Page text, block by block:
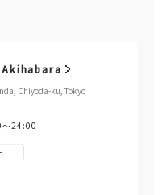
Akihabara
Chiyoda-ku, Tokyo
～24:00